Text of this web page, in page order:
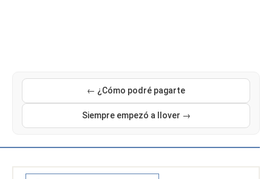
← ¿Cómo podré pagarte
Siempre empezó a llover →